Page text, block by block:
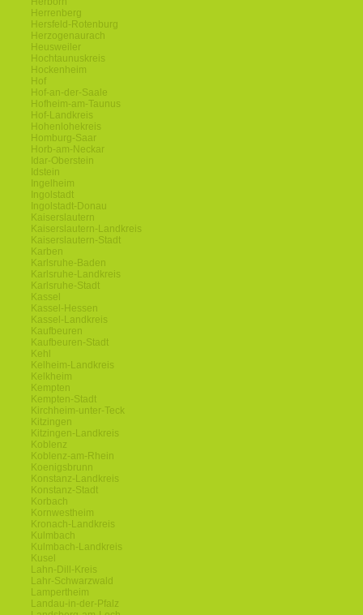
Herrenberg
Hersfeld-Rotenburg
Herzogenaurach
Heusweiler
Hochtaunuskreis
Hockenheim
Hof
Hof-an-der-Saale
Hofheim-am-Taunus
Hof-Landkreis
Hohenlohekreis
Homburg-Saar
Horb-am-Neckar
Idar-Oberstein
Idstein
Ingelheim
Ingolstadt
Ingolstadt-Donau
Kaiserslautern
Kaiserslautern-Landkreis
Kaiserslautern-Stadt
Karben
Karlsruhe-Baden
Karlsruhe-Landkreis
Karlsruhe-Stadt
Kassel
Kassel-Hessen
Kassel-Landkreis
Kaufbeuren
Kaufbeuren-Stadt
Kehl
Kelheim-Landkreis
Kelkheim
Kempten
Kempten-Stadt
Kirchheim-unter-Teck
Kitzingen
Kitzingen-Landkreis
Koblenz
Koblenz-am-Rhein
Koenigsbrunn
Konstanz-Landkreis
Konstanz-Stadt
Korbach
Kornwestheim
Kronach-Landkreis
Kulmbach
Kulmbach-Landkreis
Kusel
Lahn-Dill-Kreis
Lahr-Schwarzwald
Lampertheim
Landau-in-der-Pfalz